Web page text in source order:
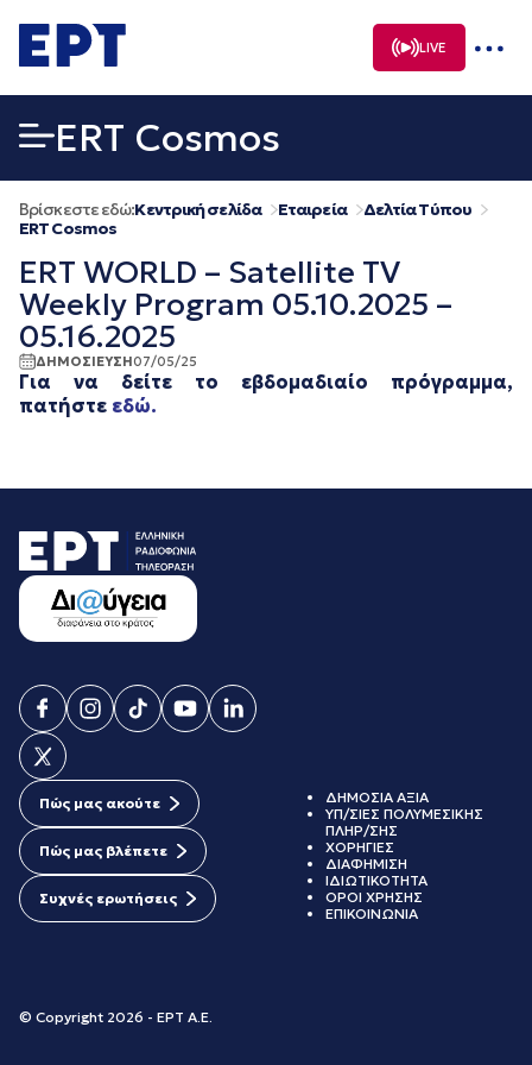
σε
περιεχόμενο
LIVE
ERT Cosmos
Βρίσκεστε εδώ:Κεντρική σελίδα Εταιρεία
Δελτία Τύπου
ERT Cosmos
ERT WORLD – Satellite TV
Weekly Program 05.10.2025 –
05.16.2025
ΔΗΜΟΣΙΕΥΣΗ07/05/25
Για να δείτε το εβδομαδιαίο πρόγραμμα,
πατήστε εδώ.
Πώς μας ακούτε
Πώς μας βλέπετε
Συχνές ερωτήσεις
© Copyright 2026 - ΕΡΤ Α.Ε.
ΔΗΜΟΣΙΑ ΑΞΙΑ
ΥΠ/ΣΙΕΣ ΠΟΛΥΜΕΣΙΚΗΣ
ΠΛΗΡ/ΣΗΣ
ΧΟΡΗΓΙΕΣ
ΔΙΑΦΗΜΙΣΗ
ΙΔΙΩΤΙΚΟΤΗΤΑ
ΟΡΟΙ ΧΡΗΣΗΣ
ΕΠΙΚΟΙΝΩΝΙΑ